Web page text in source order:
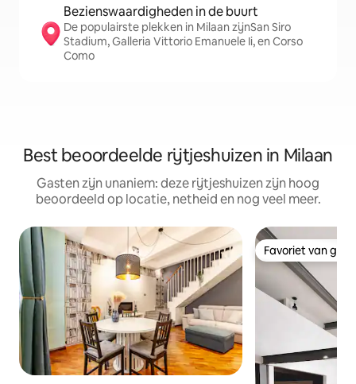
Bezienswaardigheden in de buurt
De populairste plekken in Milaan zijnSan Siro
Stadium, Galleria Vittorio Emanuele Ii, en Corso
Como
Best beoordeelde rijtjeshuizen in Milaan
Gasten zijn unaniem: deze rijtjeshuizen zijn hoog
beoordeeld op locatie, netheid en nog veel meer.
Favoriet van
Favoriet van